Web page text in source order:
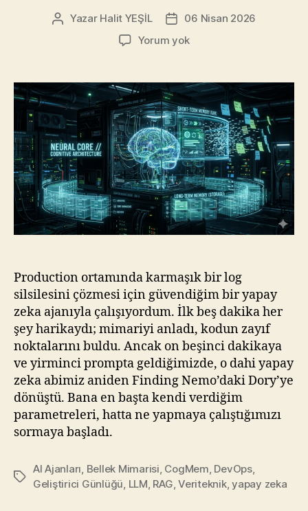
Yazının
Yazar Halit YEŞİL
Yazı
tarihi
06 Nisan 2026
Yorum yokYapay
Hafızası
Problemi
ve
CogMem
AI:
LLM’leri
“Dory”
Olmaktan
Kurtarmak
Production ortamında karmaşık bir log
silsilesini çözmesi için güvendiğim bir yapay
zeka ajanıyla çalışıyordum. İlk beş dakika her
şey harikaydı; mimariyi anladı, kodun zayıf
noktalarını buldu. Ancak on beşinci dakikaya
ve yirminci prompta geldiğimizde, o dahi yapay
zeka abimiz aniden Finding Nemo’daki Dory’ye
dönüştü. Bana en başta kendi verdiğim
parametreleri, hatta ne yapmaya çalıştığımızı
sormaya başladı.
Etiketler
AI Ajanları Bellek Mimarisi CogMem DevOps,
Geliştirici Günlüğü LLM RAG ,Veriteknik,yapay zeka